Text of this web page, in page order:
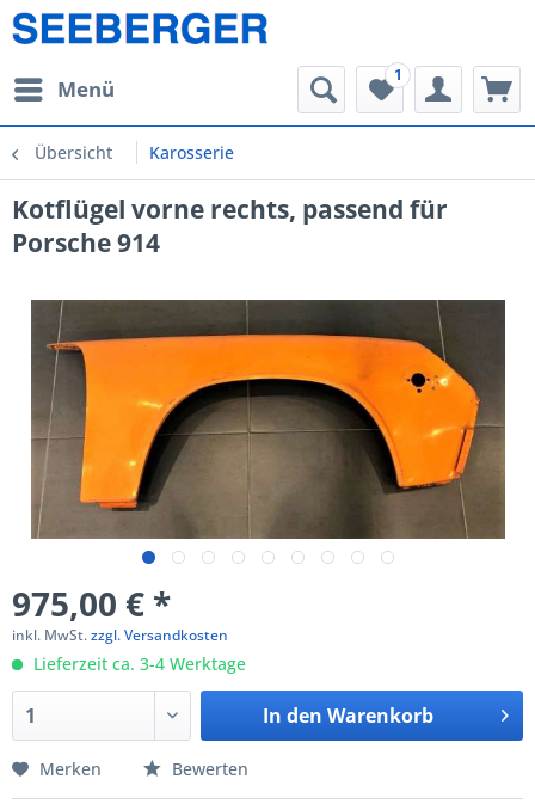
Menü
1
Übersicht Karosserie
Kotflügel vorne rechts, passend für
Porsche 914
975,00 € *
inkl. MwSt.zzgl. Versandkosten
Lieferzeit ca. 3-4 Werktage
In den Warenkorb
Merken Bewerten